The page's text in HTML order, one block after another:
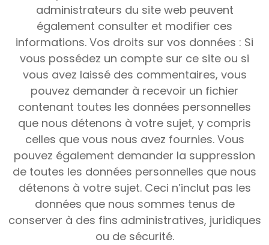
administrateurs du site web peuvent
également consulter et modifier ces
informations. Vos droits sur vos données : Si
vous possédez un compte sur ce site ou si
vous avez laissé des commentaires, vous
pouvez demander à recevoir un fichier
contenant toutes les données personnelles
que nous détenons à votre sujet, y compris
celles que vous nous avez fournies. Vous
pouvez également demander la suppression
de toutes les données personnelles que nous
détenons à votre sujet. Ceci n’inclut pas les
données que nous sommes tenus de
conserver à des fins administratives, juridiques
ou de sécurité.